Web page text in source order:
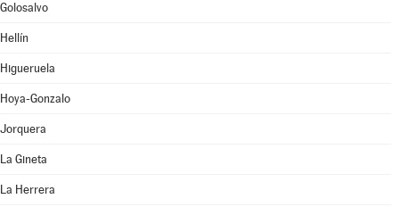
Golosalvo
Hellín
Higueruela
Hoya-Gonzalo
Jorquera
La Gineta
La Herrera